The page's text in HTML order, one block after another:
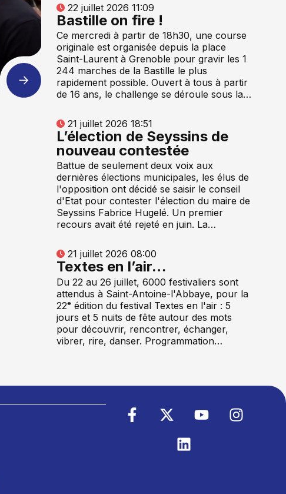
22 juillet 2026 11:09
Bastille on fire !
Ce mercredi à partir de 18h30, une course
originale est organisée depuis la place
Saint-Laurent à Grenoble pour gravir les 1
244 marches de la Bastille le plus
rapidement possible. Ouvert à tous à partir
de 16 ans, le challenge se déroule sous la…
21 juillet 2026 18:51
L’élection de Seyssins de
nouveau contestée
Battue de seulement deux voix aux
dernières élections municipales, les élus de
l'opposition ont décidé se saisir le conseil
d'Etat pour contester l'élection du maire de
Seyssins Fabrice Hugelé. Un premier
recours avait été rejeté en juin. La…
21 juillet 2026 08:00
Textes en l’air…
Du 22 au 26 juillet, 6000 festivaliers sont
attendus à Saint-Antoine-l'Abbaye, pour la
22ᵉ édition du festival Textes en l'air : 5
jours et 5 nuits de fête autour des mots
pour découvrir, rencontrer, échanger,
vibrer, rire, danser. Programmation…